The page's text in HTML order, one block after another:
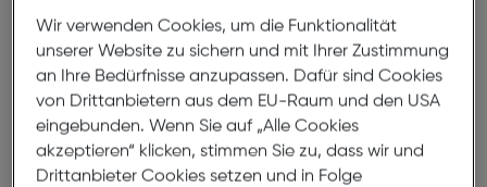
Hama Ladekabel, USB-A - USB-C,
0,2m, Nylon, schwarz
ArtNr.: 775185216
Hochwertiges Schnellladekabel
Wir verwenden Cookies, um die Funktionalität
unserer Website zu sichern und mit Ihrer Zustimmung
an Ihre Bedürfnisse anzupassen. Dafür sind Cookies
von Drittanbietern aus dem EU-Raum und den USA
eingebunden. Wenn Sie auf „Alle Cookies
akzeptieren“ klicken, stimmen Sie zu, dass wir und
Drittanbieter Cookies setzen und in Folge